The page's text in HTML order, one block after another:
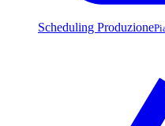
Scheduling Produzione